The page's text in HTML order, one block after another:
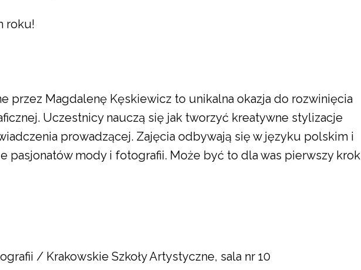
roku!
przez Magdalenę Kęskiewicz to unikalna okazja do rozwinięcia
Uczestnicy nauczą się jak tworzyć kreatywne stylizacje
prowadzącej. Zajęcia odbywają się w języku polskim i
pasjonatów mody i fotografii. Może być to dla was pierwszy krok
/ Krakowskie Szkoły Artystyczne, sala nr 10